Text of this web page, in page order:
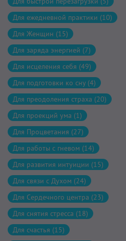
Для ежедневной практики (10)
Для Женщин (15)
Для заряда энергией (7)
Для исцеления себя (49)
Для подготовки ко сну (4)
Для преодоления страха (20)
Для проекций ума (1)
Для Процветания (27)
Для работы с гневом (14)
Для развития интуиции (15)
Для связи с Духом (24)
Для Сердечного центра (23)
Для снятия стресса (18)
Для счастья (15)